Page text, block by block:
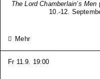
The Lord Chamberlain’s Men
10.-12.
Mehr
Fr 11.9. 19:00